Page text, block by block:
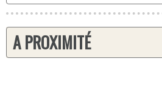
A PROXIMITÉ